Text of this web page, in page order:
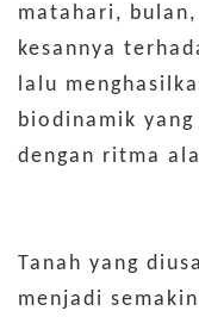
matahari,
kesannya
lalu
biodinamik
dengan ritma
Tanah yang
menjadi